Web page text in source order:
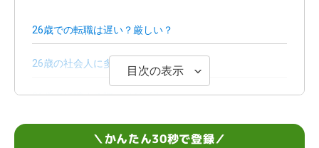
26歳での転職は遅い？厳しい？
26歳の社会人に多い転職理由
26歳で転職する際のメリット
目次の表示
＼かんたん30秒で登録／